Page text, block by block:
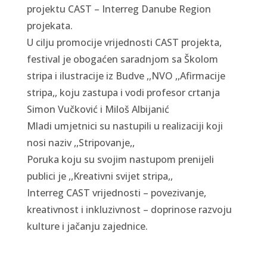
projektu CAST – Interreg Danube Region
projekata.
U cilju promocije vrijednosti CAST projekta,
festival je obogaćen saradnjom sa Školom
stripa i ilustracije iz Budve ,,NVO ,,Afirmacije
stripa,, koju zastupa i vodi profesor crtanja
Simon Vučković i Miloš Albijanić
Mladi umjetnici su nastupili u realizaciji koji
nosi naziv ,,Stripovanje,,
Poruka koju su svojim nastupom prenijeli
publici je ,,Kreativni svijet stripa,,
Interreg CAST vrijednosti – povezivanje,
kreativnost i inkluzivnost – doprinose razvoju
kulture i jačanju zajednice.